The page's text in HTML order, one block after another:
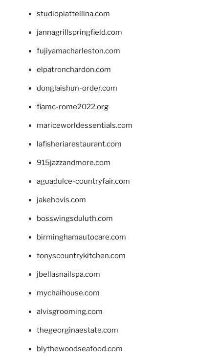
studiopiattellina.com
jannagrillspringfield.com
fujiyamacharleston.com
elpatronchardon.com
donglaishun-order.com
fiamc-rome2022.org
mariceworldessentials.com
lafisheriarestaurant.com
915jazzandmore.com
aguadulce-countryfair.com
jakehovis.com
bosswingsduluth.com
birminghamautocare.com
tonyscountrykitchen.com
jbellasnailspa.com
mychaihouse.com
alvisgrooming.com
thegeorginaestate.com
blythewoodseafood.com